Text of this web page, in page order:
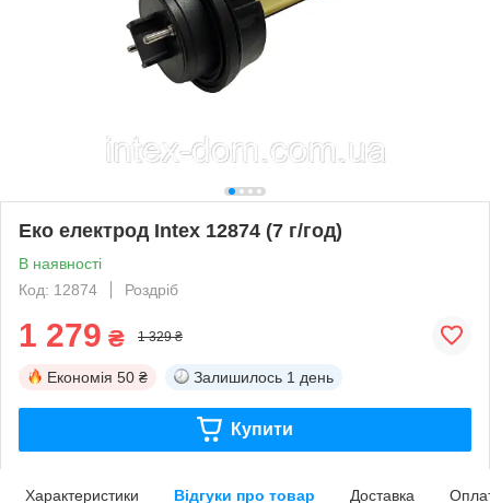
Еко електрод Intex 12874 (7 г/год)
В наявності
Код: 12874
Роздріб
1 279 ₴ 1 329 ₴
Економія 50 ₴ Залишилось 1 день
Купити
Характеристики Відгуки про товар Доставка